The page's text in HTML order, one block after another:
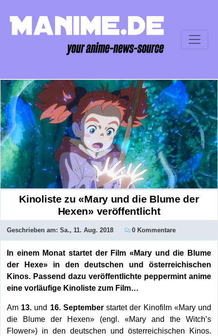
Kinoliste zu «Mary und die Blume der
Hexen» veröffentlicht
Geschrieben am: Sa., 11. Aug. 2018 0 Kommentare
In einem Monat startet der Film «Mary und die Blume
der Hexe» in den deutschen und österreichischen
Kinos. Passend dazu veröffentlichte peppermint anime
eine vorläufige Kinoliste zum Film…
Am13. und 16. Septemberstartet der Kinofilm «Mary und
die Blume der Hexen» (engl. «Mary and the Witch’s
Flower») in den deutschen und österreichischen Kinos.